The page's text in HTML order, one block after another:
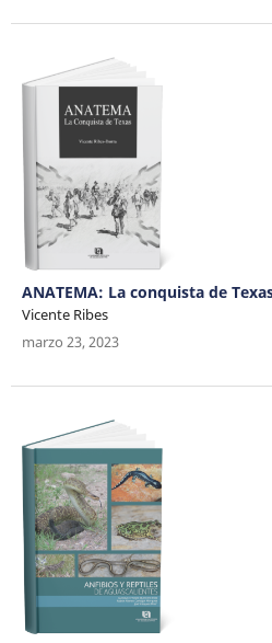
ANATEMA: La conquista de
Vicente Ribes
marzo 23, 2023